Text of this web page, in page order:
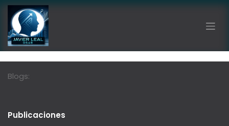
Ir al contenido
Blogs:
Publicaciones